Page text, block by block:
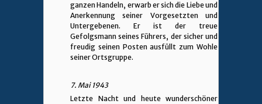
ganzen Handeln, erwarb er sich die Liebe und
Anerkennung seiner Vorgesetzten und
Untergebenen. Er ist der treue
Gefolgsmann seines Führers, der sicher und
freudig seinen Posten ausfüllt zum Wohle
seiner Ortsgruppe.
7. Mai 1943
Letzte Nacht und heute wunderschöner